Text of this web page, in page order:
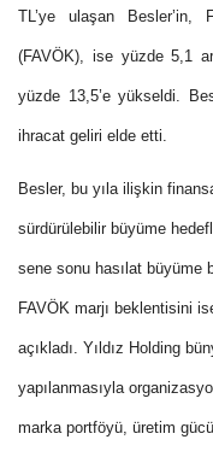
TL’ye ulaşan
(FAVÖK), ise yüzde 5,1
yüzde 13,5’e yükseldi.
ihracat geliri elde etti.
Besler, bu yıla ilişkin
sürdürülebilir büyüme
sene sonu hasılat büyüme
FAVÖK marjı beklentisini
açıkladı. Yıldız Holding
yapılanmasıyla
marka portföyü, üretim